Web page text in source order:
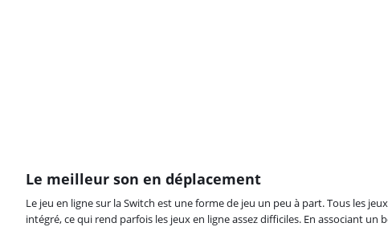
Le meilleur son en déplacement
Le jeu en ligne sur la Switch est une forme de jeu un peu à part. Tous les
intégré, ce qui rend parfois les jeux en ligne assez difficiles. En associant un